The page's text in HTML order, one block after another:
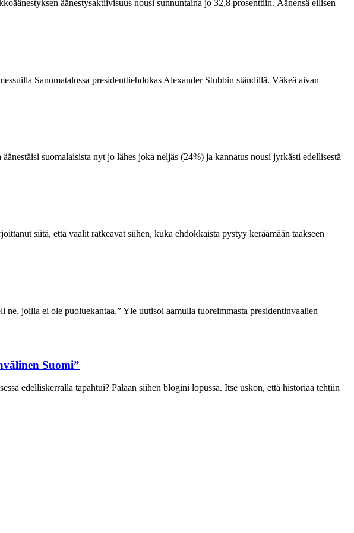
äänestysaktiivisuus nousi sunnuntaina jo 32,8 prosenttiin. Äänensä eilisen
Sanomatalossa presidenttiehdokas Alexander Stubbin ständillä. Väkeä aivan
suomalaisista nyt jo lähes joka neljäs (24%) ja kannatus nousi jyrkästi edellisestä
siitä, että vaalit ratkeavat siihen, kuka ehdokkaista pystyy keräämään taakseen
joilla ei ole puoluekantaa.” Yle uutisoi aamulla tuoreimmasta presidentinvaalien
Suomi”
edelliskerralla tapahtui? Palaan siihen blogini lopussa. Itse uskon, että historiaa tehtiin